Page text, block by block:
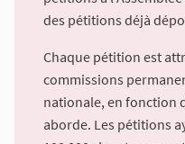
des pétitions déjà
Chaque pétition est
commissions
nationale, en fonction
aborde. Les pétitions